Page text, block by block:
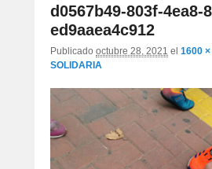
de
d0567b49-803f-4ea8-
ed9aaea4c912
Publicado octubre 28, 2021 el 1600
SOLIDARIA